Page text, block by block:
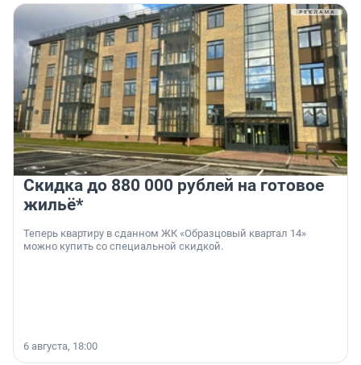
Скидка до 880 000 рублей на готовое
жильё*
Теперь квартиру в сданном ЖК «Образцовый квартал 14»
можно купить со специальной скидкой.
6 августа, 18:00